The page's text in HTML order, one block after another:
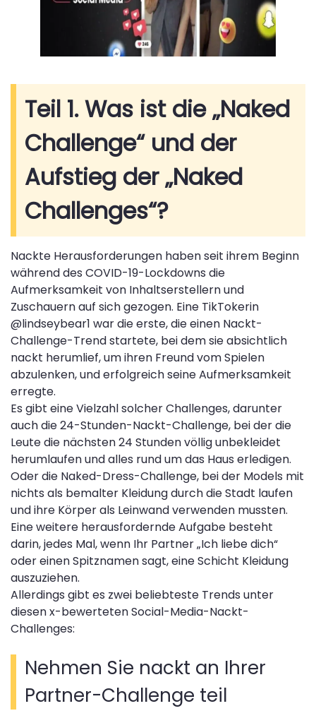
Teil 1. Was ist die „Naked
Challenge“ und der
Aufstieg der „Naked
Challenges“?
Nackte Herausforderungen haben seit ihrem Beginn
während des COVID-19-Lockdowns die
Aufmerksamkeit von Inhaltserstellern und
Zuschauern auf sich gezogen. Eine TikTokerin
@lindseybear1 war die erste, die einen Nackt-
Challenge-Trend startete, bei dem sie absichtlich
nackt herumlief, um ihren Freund vom Spielen
abzulenken, und erfolgreich seine Aufmerksamkeit
erregte.
Es gibt eine Vielzahl solcher Challenges, darunter
auch die 24-Stunden-Nackt-Challenge, bei der die
Leute die nächsten 24 Stunden völlig unbekleidet
herumlaufen und alles rund um das Haus erledigen.
Oder die Naked-Dress-Challenge, bei der Models mit
nichts als bemalter Kleidung durch die Stadt laufen
und ihre Körper als Leinwand verwenden mussten.
Eine weitere herausfordernde Aufgabe besteht
darin, jedes Mal, wenn Ihr Partner „Ich liebe dich“
oder einen Spitznamen sagt, eine Schicht Kleidung
auszuziehen.
Allerdings gibt es zwei beliebteste Trends unter
diesen x-bewerteten Social-Media-Nackt-
Challenges:
Nehmen Sie nackt an Ihrer
Partner-Challenge teil